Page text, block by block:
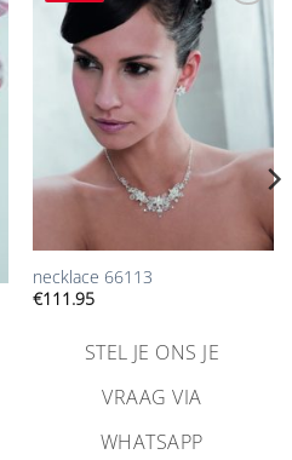
verlanglijst
toevoegen
necklace 66113
€111.95
STEL JE ONS JE
VRAAG VIA
WHATSAPP